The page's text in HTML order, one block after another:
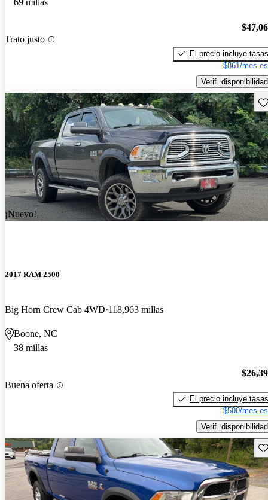
69 millas
Trato justo
El precio incluye tasas
$861/mes
Verif. disponibilidad
¡Nuevo!
2017 RAM 2500
Big Horn Crew Cab 4WD 118,963 millas
Boone, NC
38 millas
Buena oferta
El precio incluye tasas
$500/mes
Verif. disponibilidad